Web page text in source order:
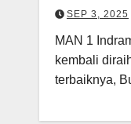
SEP 3, 2025
MAN 1
kembali
terbaiknya,